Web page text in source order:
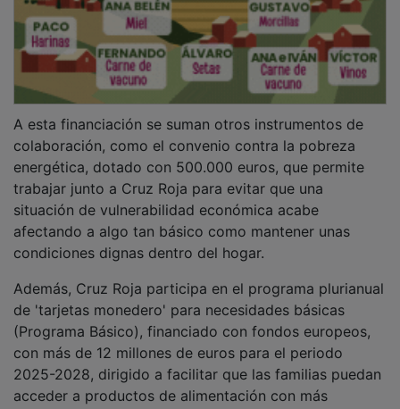
acceder a productos de alimentación con más
autonomía y con acompañamiento desde los Servicios
Sociales de Atención Primaria.
PUBLICIDAD